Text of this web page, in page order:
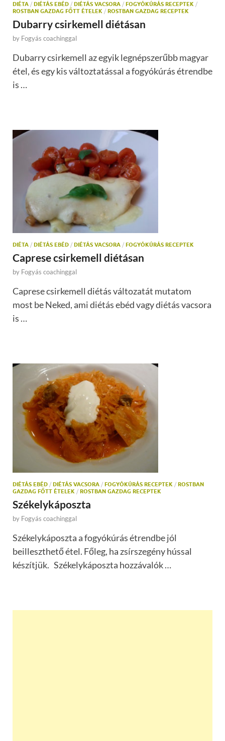
DIÉTA / DIÉTÁS EBÉD / DIÉTÁS VACSORA / FOGYÓKÚRÁS RECEPTEK /
ROSTBAN GAZDAG FŐTT ÉTELEK / ROSTBAN GAZDAG RECEPTEK
Dubarry csirkemell diétásan
by Fogyás coachinggal
Dubarry csirkemell az egyik legnépszerűbb magyar
étel, és egy kis változtatással a fogyókúrás étrendbe
is …
DIÉTA / DIÉTÁS EBÉD / DIÉTÁS VACSORA / FOGYÓKÚRÁS RECEPTEK
Caprese csirkemell diétásan
by Fogyás coachinggal
Caprese csirkemell diétás változatát mutatom
most be Neked, ami diétás ebéd vagy diétás vacsora
is …
DIÉTÁS EBÉD / DIÉTÁS VACSORA / FOGYÓKÚRÁS RECEPTEK / ROSTBAN
GAZDAG FŐTT ÉTELEK / ROSTBAN GAZDAG RECEPTEK
Székelykáposzta
by Fogyás coachinggal
Székelykáposzta a fogyókúrás étrendbe jól
beilleszthető étel. Főleg, ha zsírszegény hússal
készítjük. Székelykáposzta hozzávalók …